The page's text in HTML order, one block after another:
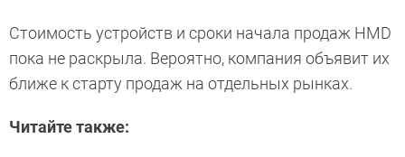
Стоимость устройств и сроки начала продаж HMD
пока не раскрыла. Вероятно, компания объявит их
ближе к старту продаж на отдельных рынках.
Читайте также: